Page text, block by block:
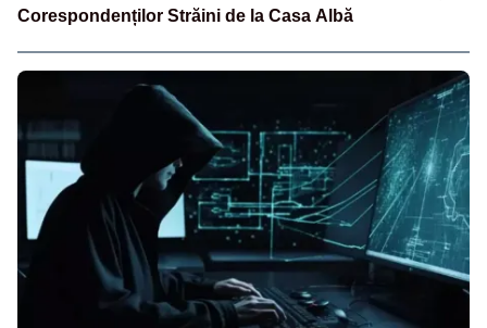
Corespondenților Străini de la Casa Albă